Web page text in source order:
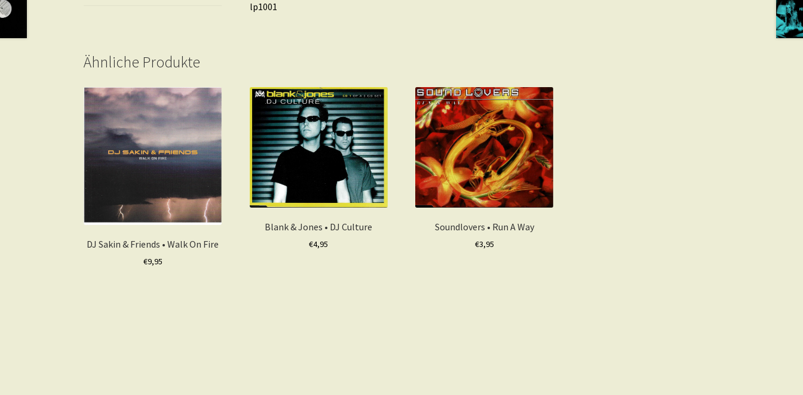
lp1001
Ähnliche Produkte
DJ Sakin & Friends • Walk On Fire
€9,95
Blank & Jones • DJ Culture
€4,95
Soundlovers • Run A Way
€3,95